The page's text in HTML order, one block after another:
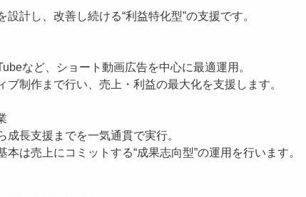
計し、改善し続ける“利益特化型”の支援です。
など、ショート動画広告を中心に最適運用。
ブ制作まで行い、売上・利益の最大化を支援します。
成長支援までを一気通貫で実行。
は売上にコミットする“成果志向型”の運用を行います。